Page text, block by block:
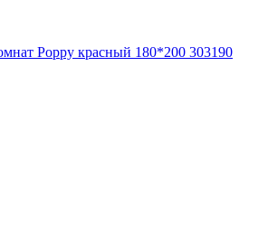
Poppy красный 180*200 303190